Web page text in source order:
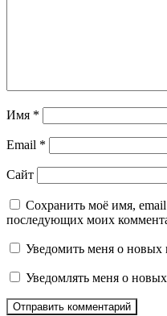
Имя *
Email *
Сайт
Сохранить моё имя, email
последующих моих
Уведомить меня о новых
Уведомлять меня о